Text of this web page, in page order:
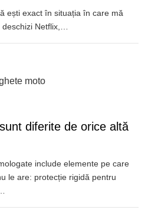
ești exact în situația în care mă
deschizi Netflix,…
diferite de orice altă
include elemente pe care
le are: protecție rigidă pentru